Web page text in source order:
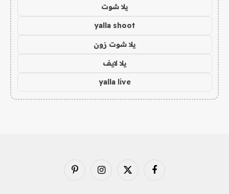
يلا شوت
yalla shoot
يلا شوت زون
يلا لايف
yalla live
فيسبوك X
الانستغرامبينتيريست